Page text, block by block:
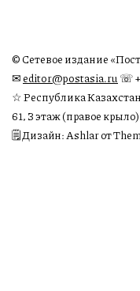
© Сетевое издание
✉︎editor@postasia.ru ☏
☆ Республика
61, 3 этаж (правое
🗒 Дизайн: Ashlar от